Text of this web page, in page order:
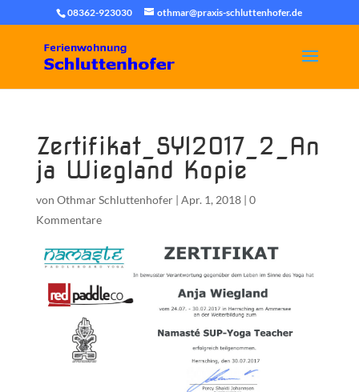
08362-923030 othmar@praxis-schluttenhofer.de
Zertifikat_SYI2017_2_An
ja Wiegland Kopie
von Othmar Schluttenhofer| Apr. 1, 2018| 0
Kommentare